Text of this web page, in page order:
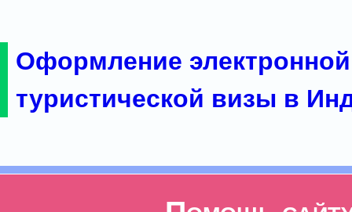
Оформление электронной
туристической визы в